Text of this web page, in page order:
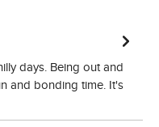
days. Being out and
and bonding time. It's